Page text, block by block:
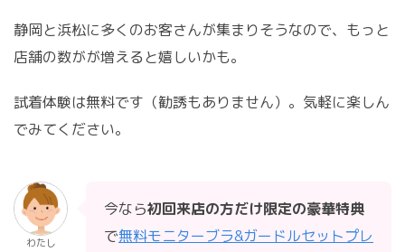
静岡と浜松に多くのお客さんが集まりそうなので、もっと
店舗の数がが増えると嬉しいかも。
試着体験は無料です（勧誘もありません）。気軽に楽しん
でみてください。
わたし
今なら初回来店の方だけ限定の豪華特典
で無料モニターブラ&ガードルセットプレ